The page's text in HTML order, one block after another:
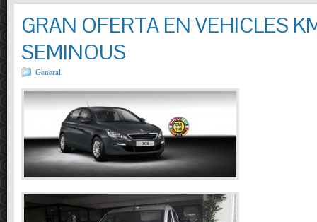
GRAN OFERTA EN VEHICLES
SEMINOUS
General